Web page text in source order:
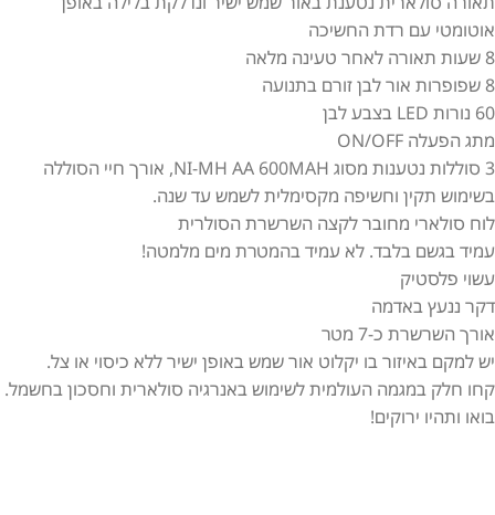
אוטומטי עם רדת החשיכה
8 שעות תאורה לאחר טעינה מלאה
8 שפופרות אור לבן זורם בתנועה
60 נורות LED בצבע לבן
מתג הפעלה ON/OFF
3 סוללות נטענות מסוג NI-MH AA 600MAH, אורך חיי הסוללה
בשימוש תקין וחשיפה מקסימלית לשמש עד שנה.
לוח סולארי מחובר לקצה השרשרת הסולרית
עמיד בגשם בלבד. לא עמיד בהמטרת מים מלמטה!
עשוי פלסטיק
דקר ננעץ באדמה
אורך השרשרת כ-7 מטר
יש למקם באיזור בו יקלוט אור שמש באופן ישיר ללא כיסוי או צל.
קחו חלק במגמה העולמית לשימוש באנרגיה סולארית וחסכון בחשמל.
בואו ותהיו ירוקים!